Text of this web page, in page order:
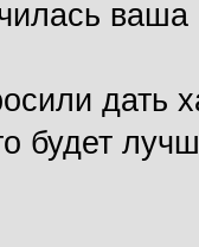
ваша
дать
будет